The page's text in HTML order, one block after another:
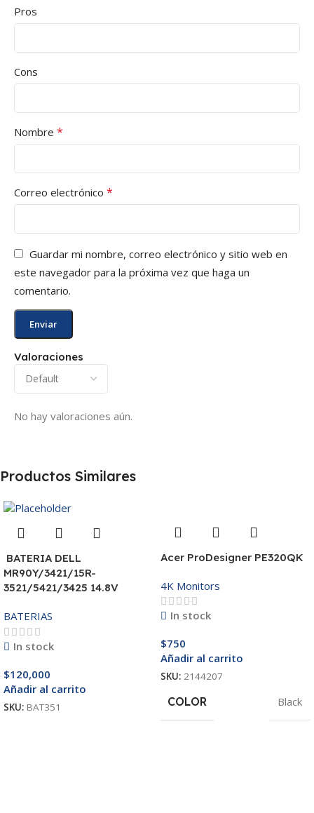
Valoraciones
No hay valoraciones aún.
Pros
Cons
Nombre *
Correo electrónico *
Guardar mi nombre, correo electrónico y sitio web en
este navegador para la próxima vez que haga un
comentario.
Productos Similares
BATERIA DELL
MR90Y/3421/15R-
3521/5421/3425 14.8V
BATERIAS
In stock
$120,000
Añadir al carrito
SKU: BAT351
Acer ProDesigner PE320QK
4K Monitors
In stock
$750
Añadir al carrito
SKU: 2144207
COLOR Black